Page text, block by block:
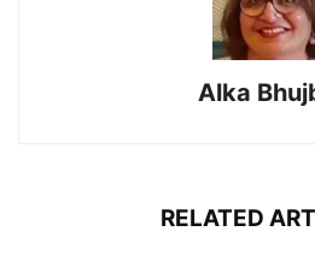
Alka
RELATED